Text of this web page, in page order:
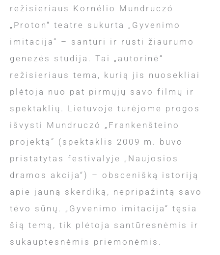
režisieriaus Kornélio Mundruczó
„Proton“ teatre sukurta „Gyvenimo
imitacija“ – santūri ir rūsti žiaurumo
genezės studija. Tai „autorinė“
režisieriaus tema, kurią jis nuosekliai
plėtoja nuo pat pirmųjų savo filmų ir
spektaklių. Lietuvoje turėjome progos
išvysti Mundruczó „Frankenšteino
projektą“ (spektaklis 2009 m. buvo
pristatytas festivalyje „Naujosios
dramos akcija“) – obscenišką istoriją
apie jauną skerdiką, nepripažintą savo
tėvo sūnų. „Gyvenimo imitacija“ tęsia
šią temą, tik plėtoja santūresnėmis ir
sukauptesnėmis priemonėmis.